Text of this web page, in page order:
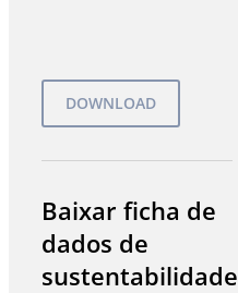
Baixar ficha de
dados de
sustentabilidade